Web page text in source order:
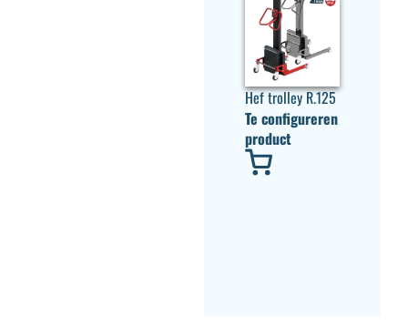
Hef trolley R.125
Te configureren
product